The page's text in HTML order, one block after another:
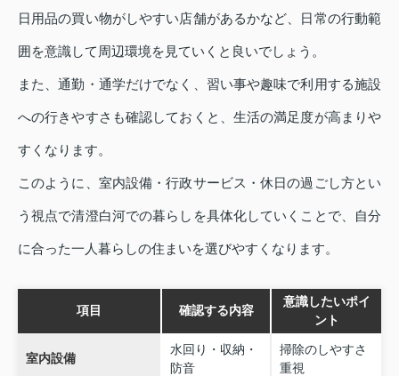
日用品の買い物がしやすい店舗があるかなど、日常の行動範
囲を意識して周辺環境を見ていくと良いでしょう。
また、通勤・通学だけでなく、習い事や趣味で利用する施設
への行きやすさも確認しておくと、生活の満足度が高まりや
すくなります。
このように、室内設備・行政サービス・休日の過ごし方とい
う視点で清澄白河での暮らしを具体化していくことで、自分
に合った一人暮らしの住まいを選びやすくなります。
項目 確認する内容
意識したいポイ
ント
室内設備
水回り・収納・
防音
掃除のしやすさ
重視